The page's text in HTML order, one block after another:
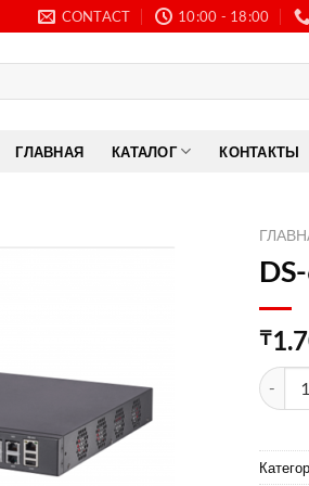
CONTACT 10:00 - 18:00
ГЛАВНАЯ КАТАЛОГ КОНТАКТЫ
₸